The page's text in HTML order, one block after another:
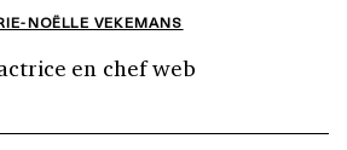
NOËLLE VEKEMANS
en chef web